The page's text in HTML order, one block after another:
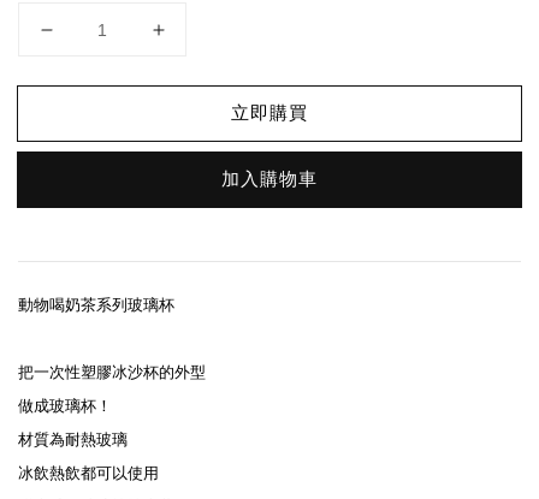
立即購買
加入購物車
動物喝奶茶系列玻璃杯
把一次性塑膠冰沙杯的外型
做成玻璃杯！
材質為耐熱玻璃
冰飲熱飲都可以使用